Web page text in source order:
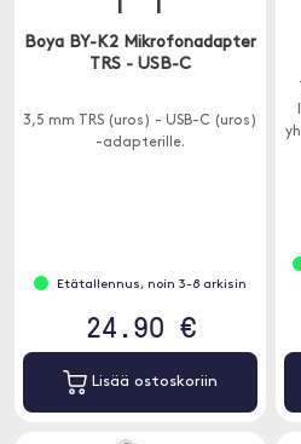
Boya BY-K2 Mikrofonadapter
TRS - USB-C
3,5 mm TRS (uros) - USB-C (uros)
-adapterille.
Etätallennus, noin 3-8 arkisin
24.90 €
Lisää ostoskoriin